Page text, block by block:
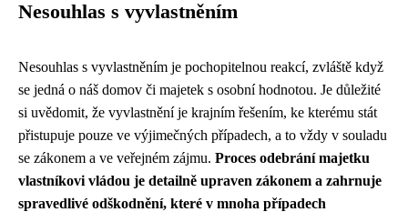
Nesouhlas s vyvlastněním
Nesouhlas s vyvlastněním je pochopitelnou reakcí, zvláště když
se jedná o náš domov či majetek s osobní hodnotou. Je důležité
si uvědomit, že vyvlastnění je krajním řešením, ke kterému stát
přistupuje pouze ve výjimečných případech, a to vždy v souladu
se zákonem a ve veřejném zájmu. Proces odebrání majetku
vlastníkovi vládou je detailně upraven zákonem a zahrnuje
spravedlivé odškodnění, které v mnoha případech